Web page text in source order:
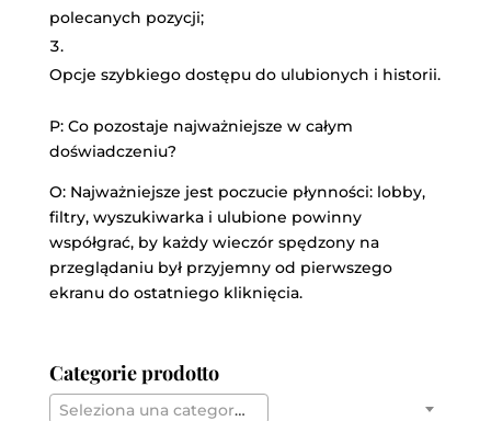
polecanych pozycji;
Opcje szybkiego dostępu do ulubionych i historii.
P: Co pozostaje najważniejsze w całym
doświadczeniu?
O: Najważniejsze jest poczucie płynności: lobby,
filtry, wyszukiwarka i ulubione powinny
współgrać, by każdy wieczór spędzony na
przeglądaniu był przyjemny od pierwszego
ekranu do ostatniego kliknięcia.
Categorie prodotto
Seleziona una categoria